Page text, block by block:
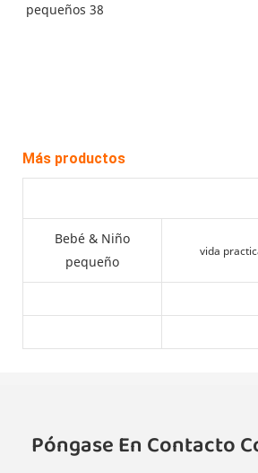
Más productos
Bebé & Niño
pequeño
vida
Póngase En Contacto